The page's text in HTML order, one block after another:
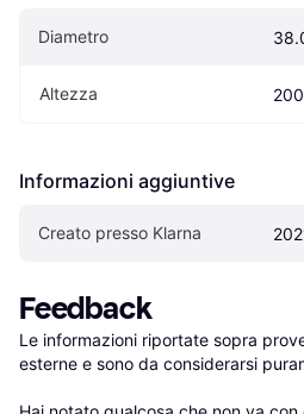
Diametro
Altezza
Informazioni aggiuntive
Creato presso Klarna
Feedback
Le informazioni riportate sopra
esterne e sono da considerarsi